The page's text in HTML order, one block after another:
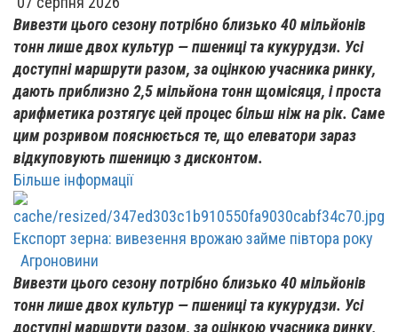
Вивезти цього сезону потрібно близько 40 мільйонів
тонн лише двох культур — пшениці та кукурудзи. Усі
доступні маршрути разом, за оцінкою учасника ринку,
дають приблизно 2,5 мільйона тонн щомісяця, і проста
арифметика розтягує цей процес більш ніж на рік. Саме
цим розривом пояснюється те, що елеватори зараз
відкуповують пшеницю з дисконтом.
Більше інформації
Експорт зерна: вивезення врожаю займе півтора року
Агроновини
Вивезти цього сезону потрібно близько 40 мільйонів
тонн лише двох культур — пшениці та кукурудзи. Усі
доступні маршрути разом, за оцінкою учасника ринку,